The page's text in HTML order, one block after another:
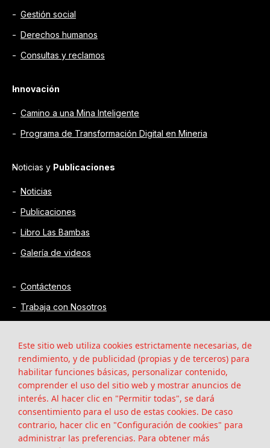
Gestión social
Derechos humanos
Consultas y reclamos
Innovación
Camino a una Mina Inteligente
Programa de Transformación Digital en Mineria
Noticias y Publicaciones
Noticias
Publicaciones
Libro Las Bambas
Galería de videos
Contáctenos
Trabaja con Nosotros
Este sitio web utiliza cookies estrictamente necesarias, de
rendimiento, y de publicidad (propias y de terceros) para
habilitar funciones básicas, personalizar contenido,
comprender el uso del sitio web y mostrar anuncios de
interés. Al hacer clic en "Permitir todas", se dará
consentimiento para el uso de estas cookies. De caso
contrario, hacer clic en "Configuración de cookies" para
administrar las preferencias. Para obtener más